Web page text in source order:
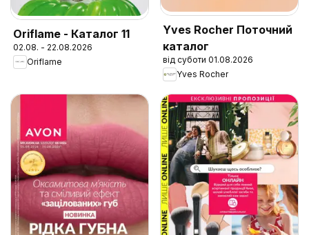
Oriflame - Каталог 11
02.08. - 22.08.2026
Oriflame
Yves Rocher Поточний
каталог
від суботи 01.08.2026
Yves Rocher